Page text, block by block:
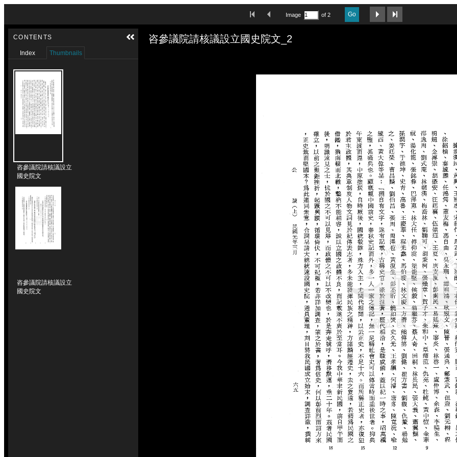
First ImagePrevious Image
Image of 2 Go
Next Image
Media Viewer
咨參議院請核議設立國史院文_2
CONTENTS
Index Thumbnails
咨參議院請核議設立
國史院文
咨參議院請核議設立
國史院文